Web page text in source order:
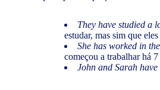
They have studied a
estudar, mas sim que
She has worked in
começou a trabalhar há
John and Sarah